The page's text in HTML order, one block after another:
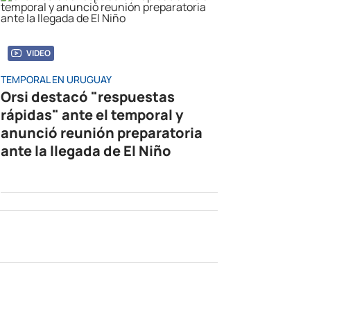
VIDEO
TEMPORAL EN URUGUAY
Orsi destacó "respuestas
rápidas" ante el temporal y
anunció reunión preparatoria
ante la llegada de El Niño